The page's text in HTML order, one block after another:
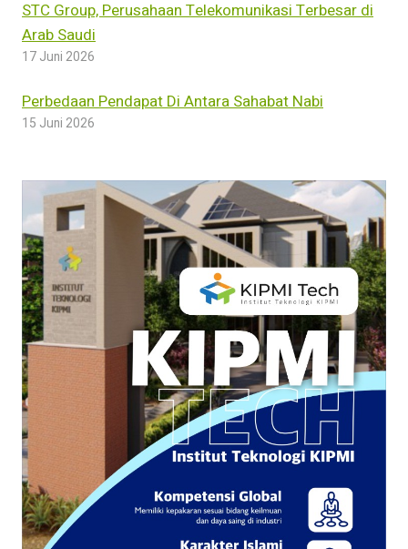
STC Group, Perusahaan Telekomunikasi Terbesar di
Arab Saudi
17 Juni 2026
Perbedaan Pendapat Di Antara Sahabat Nabi
15 Juni 2026